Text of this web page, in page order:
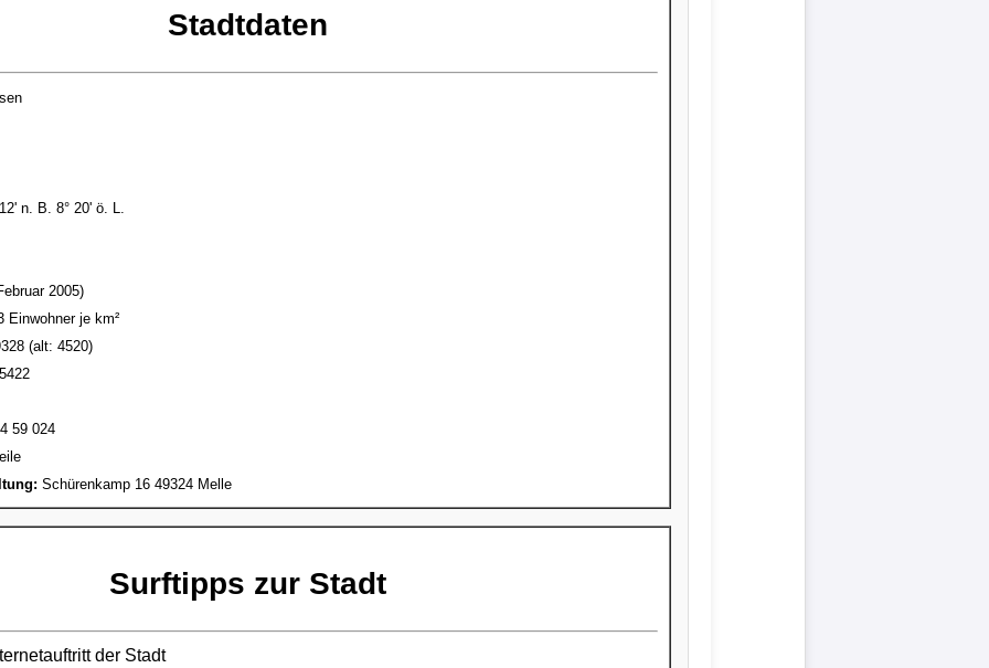
Stadtdaten
n. B. 8° 20' ö. L.
2005)
Einwohner je km²
(alt: 4520)
59 024
Schürenkamp 16 49324 Melle
Surftipps zur Stadt
der Stadt